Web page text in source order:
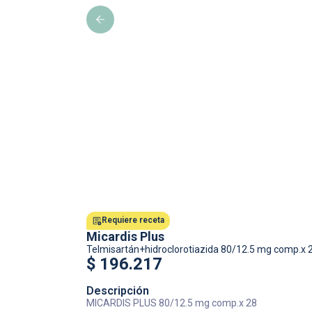
Requiere receta
Micardis Plus
Telmisartán+hidroclorotiazida 80/12.5 mg comp.x
$ 196.217
Descripción
MICARDIS PLUS 80/12.5 mg comp.x 28